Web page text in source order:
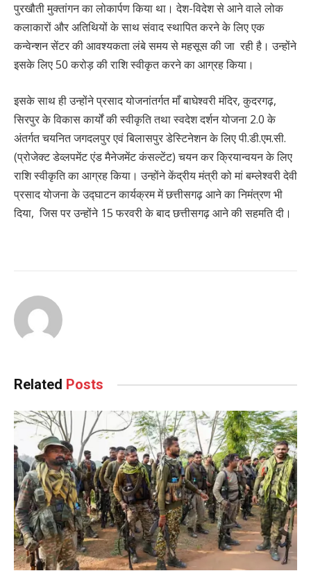
पुरखौती मुक्तांगन का लोकार्पण किया था। देश-विदेश से आने वाले लोक
कलाकारों और अतिथियों के साथ संवाद स्थापित करने के लिए एक
कन्वेन्शन सेंटर की आवश्यकता लंबे समय से महसूस की जा रही है। उन्होंने
इसके लिए 50 करोड़ की राशि स्वीकृत करने का आग्रह किया।
इसके साथ ही उन्होंने प्रसाद योजनांतर्गत माँ बाघेश्वरी मंदिर, कुदरगढ़,
सिरपुर के विकास कार्यों की स्वीकृति तथा स्वदेश दर्शन योजना 2.0 के
अंतर्गत चयनित जगदलपुर एवं बिलासपुर डेस्टिनेशन के लिए पी.डी.एम.सी.
(प्रोजेक्ट डेव्लपमेंट एंड मैनेजमेंट कंसल्टेंट) चयन कर क्रियान्वयन के लिए
राशि स्वीकृति का आग्रह किया। उन्होंने केंद्रीय मंत्री को मां बम्लेश्वरी देवी
प्रसाद योजना के उद्घाटन कार्यक्रम में छत्तीसगढ़ आने का निमंत्रण भी
दिया, जिस पर उन्होंने 15 फरवरी के बाद छत्तीसगढ़ आने की सहमति दी।
Related Posts